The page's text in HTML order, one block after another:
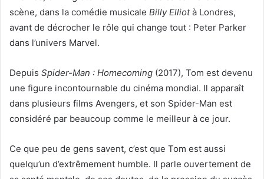
scène, dans la comédie musicale Billy Elliotà Londres,
avant de décrocher le rôle qui change tout : Peter Parker
dans l’univers Marvel.
Depuis Spider-Man : Homecoming (2017), Tom est devenu
une figure incontournable du cinéma mondial. Il apparaît
dans plusieurs films Avengers, et son Spider-Man est
considéré par beaucoup comme le meilleur à ce jour.
Ce que peu de gens savent, c’est que Tom est aussi
quelqu’un d’extrêmement humble. Il parle ouvertement de